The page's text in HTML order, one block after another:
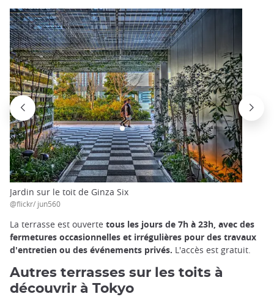
Jardin sur le toit de Ginza Six
@flickr/ jun560
La terrasse est ouverte tous les jours de 7h à 23h, avec des
fermetures occasionnelles et irrégulières pour des travaux
d'entretien ou des événements privés. L'accès est gratuit.
Autres terrasses sur les toits à
découvrir à Tokyo